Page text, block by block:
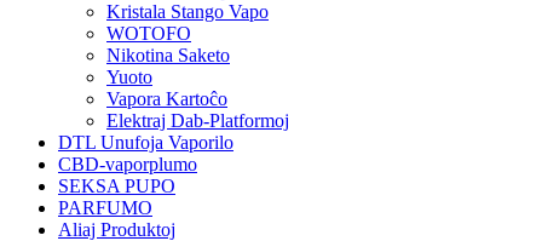
Kristala Stango Vapo
WOTOFO
Nikotina Saketo
Yuoto
Vapora Kartoĉo
Elektraj Dab-Platformoj
DTL Unufoja Vaporilo
CBD-vaporplumo
SEKSA PUPO
PARFUMO
Aliaj Produktoj